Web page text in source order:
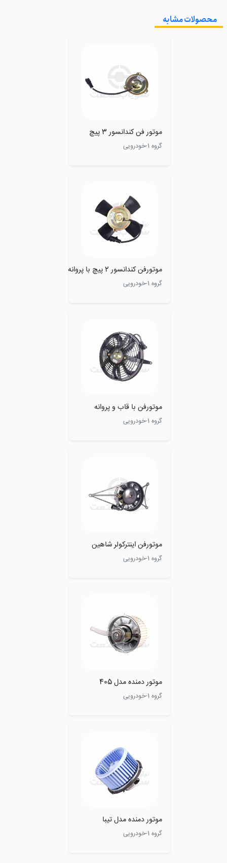
محصولات مشابه
موتور فن کندانسور 3 پیچ
گروه 1-خودرویی
موتورفن کندانسور 2 پیچ با پروانه
گروه 1-خودرویی
موتورفن با قاب و پروانه
گروه 1-خودرویی
موتورفن اینترکولر شاهین
گروه 1-خودرویی
موتور دمنده مدل 405
گروه 1-خودرویی
موتور دمنده مدل تیبا
گروه 1-خودرویی